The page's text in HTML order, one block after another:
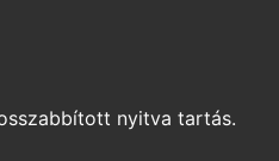
nyitva tartás.